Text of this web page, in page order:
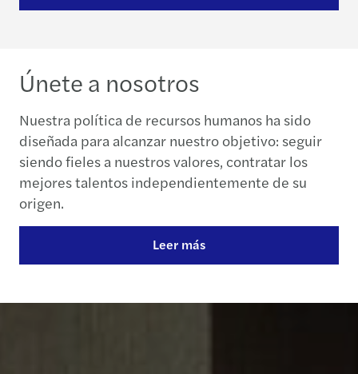
Únete a nosotros
Nuestra política de recursos humanos ha sido
diseñada para alcanzar nuestro objetivo: seguir
siendo fieles a nuestros valores, contratar los
mejores talentos independientemente de su
origen.
Leer más